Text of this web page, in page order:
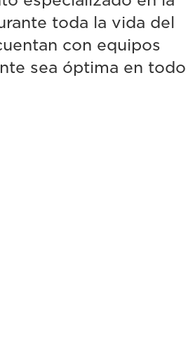
toda la vida del
con equipos
sea óptima en todo